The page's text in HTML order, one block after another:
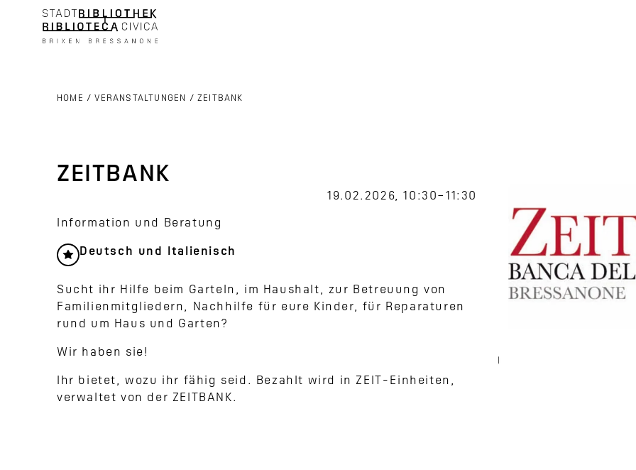
HOME /VERANSTALTUNGEN /ZEITBANK
ZEITBANK
19.02.2026, 10:30–11:30
Information und Beratung
Deutsch und Italienisch
Sucht ihr Hilfe beim Garteln, im Haushalt, zur Betreuung von
Familienmitgliedern, Nachhilfe für eure Kinder, für Reparaturen
rund um Haus und Garten?
Wir haben sie!
Ihr bietet, wozu ihr fähig seid. Bezahlt wird in ZEIT-Einheiten,
verwaltet von der ZEITBANK.